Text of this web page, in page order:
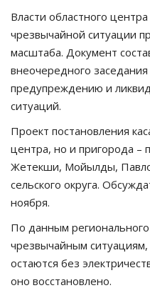
Язык
Қазақша Русский
Власти областного
чрезвычайной ситуации
масштаба. Документ
внеочередного
предупреждению и
ситуаций.
Проект постановления
центра, но и пригорода –
Жетекши, Мойылды,
сельского округа.
ноября.
По данным
чрезвычайным ситуациям,
остаются без
оно восстановлено.